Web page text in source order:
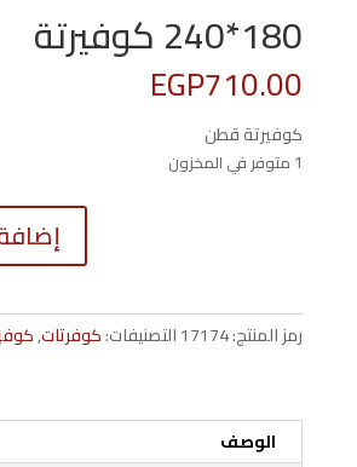
180*240 كوفيرتة
EGP710.00
كوفيرتة قطن
1 متوفر في المخزون
رمز المنتج:17174التصنيفات:كوفرتات,
الوصف